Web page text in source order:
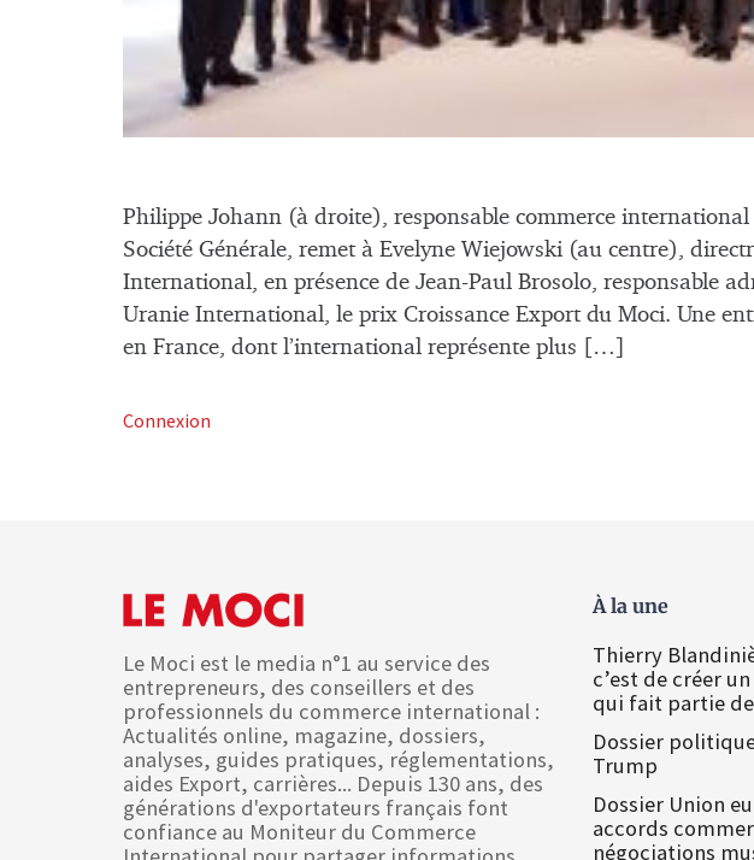
Philippe Johann (à droite), responsable commerce international
Société Générale, remet à Evelyne Wiejowski (au centre),
International, en présence de Jean-Paul Brosolo, responsable
Uranie International, le prix Croissance Export du Moci. Une
en France, dont l’international représente plus […]
Connexion
Le Moci est le media n°1 au service des
entrepreneurs, des conseillers et des
professionnels du commerce international :
Actualités online, magazine, dossiers,
analyses, guides pratiques, réglementations,
aides Export, carrières... Depuis 130 ans, des
générations d'exportateurs français font
confiance au Moniteur du Commerce
À la une
Thierry
c’est de créer
qui fait partie
Dossier
Trump
Dossier Union
accords
négociations